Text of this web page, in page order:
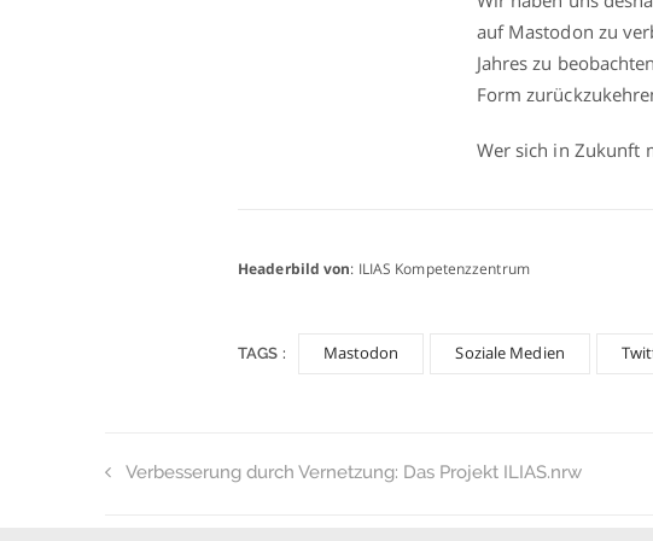
auf Mastodon zu
Jahres zu
Form
Wer sich in Zukunft
Headerbild von: ILIAS Kompetenzzentrum
TAGS : Mastodon Soziale Medien
Verbesserung durch Vernetzung: Das Projekt ILIAS.nrw